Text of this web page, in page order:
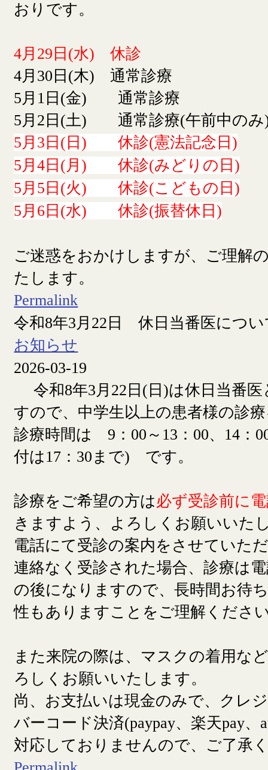
おりです。
4月29日(水) 休診
4月30日(木) 通常診療
5月1日(金) 通常診療
5月2日(土) 通常診療(午前中のみ
5月3日(日) 休診(憲法記念日)
5月4日(月) 休診(みどりの日)
5月5日(火) 休診(こどもの日)
5月6日(水) 休診(振替休日)
ご迷惑をおかけしますが、ご理解
たします。
Permalink
令和8年3月22日 休日当番医につい
お知らせ
2026-03-19
令和8年3月22日(日)は休日当番
すので、中学生以上の患者様の診
診療時間は 9：00～13：00、14：
付は17：30まで) です。
診療をご希望の方は必ず受診前に
きますよう、よろしくお願いいた
電話にて受診の案内をさせていた
連絡なく受診された場合、診療は
の後になりますので、長時間お待
性もありますことをご理解くださ
また来院の際は、マスクの着用な
ろしくお願いいたします。
尚、お支払いは現金のみで、クレ
バーコード決済(paypay、楽天pay、
対応しておりませんので、ご了承